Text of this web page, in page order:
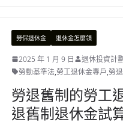
勞保退休金 退休金怎麼領
2025 年 1 月 9 日
退休投資計
勞動基準法,勞工退休金專戶,勞
勞退舊制的勞工
退舊制退休金試